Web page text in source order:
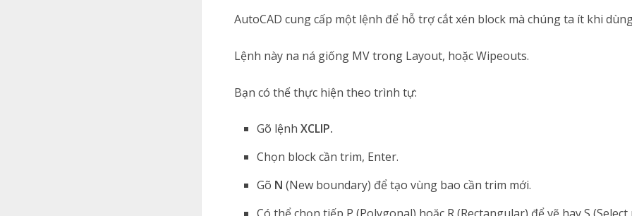
AutoCAD cung cấp một lệnh để hỗ trợ cắt xén block mà chúng ta ít khi
Lệnh này na ná giống MV trong Layout, hoặc Wipeouts.
Bạn có thể thực hiện theo trình tự:
Gõ lệnhXCLIP.
Chọn block cần trim, Enter.
Gõ N (New boundary) để tạo vùng bao cần trim mới.